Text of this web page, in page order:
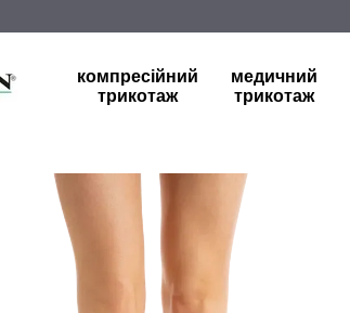
компресійний
трикотаж
медичний
трикотаж